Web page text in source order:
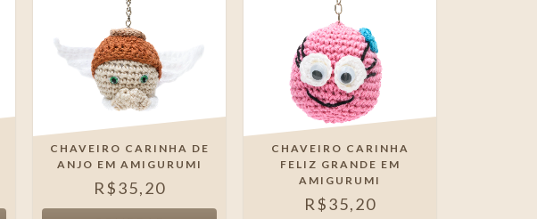
CHAVEIRO CARINHA DE
ANJO EM AMIGURUMI
R$35,20
CHAVEIRO CARINHA
FELIZ GRANDE EM
AMIGURUMI
R$35,20